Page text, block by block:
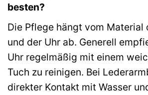
besten?
Die Pflege hängt vom Material
und der Uhr ab. Generell
Uhr regelmäßig mit einem
Tuch zu reinigen. Bei
direkter Kontakt mit Wasser